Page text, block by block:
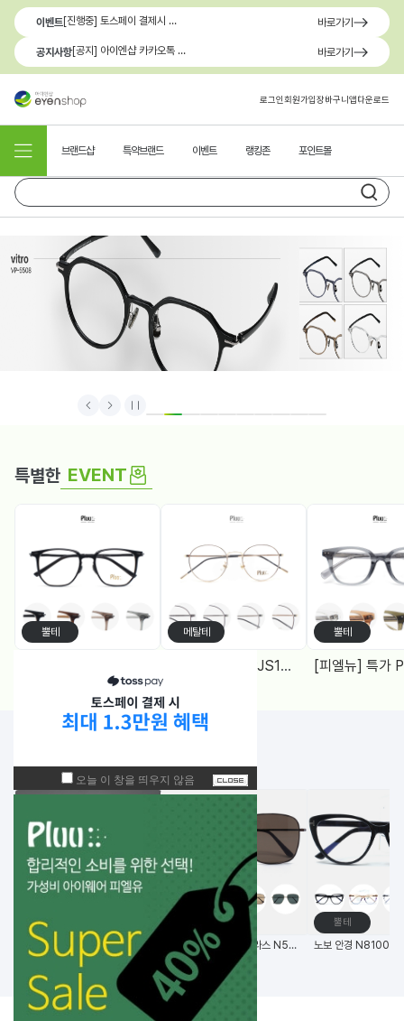
이벤트 [진행중] 토스페이 결제시 최대 1.3만원 혜택 바로가기
공지사항 [공지] 아이엔샵 카카오톡 1:1 문의 채널 이용 안내 바로가기
로그인회원가입장바구니앱다운로드
브랜드샵 특약브랜드 이벤트 랭킹존 포인트몰
Prev Next Stop
특별한 EVENT
뿔테 메탈테
[피엘유] 특가 PJS1988 (50) 메탈원형, 블루라이트 차단렌즈 2Color
뿔테
고글
비츠로만 14G초경량 편광 변색 스포츠고글 (한국생산) 노보 선글라스 N5006 58사이즈 메탈 사각 선글라스
뿔테